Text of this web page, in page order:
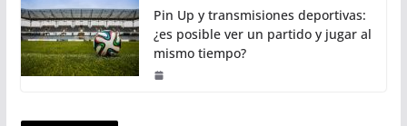
Pin Up y transmisiones deportivas:
¿es posible ver un partido y jugar al
mismo tiempo?